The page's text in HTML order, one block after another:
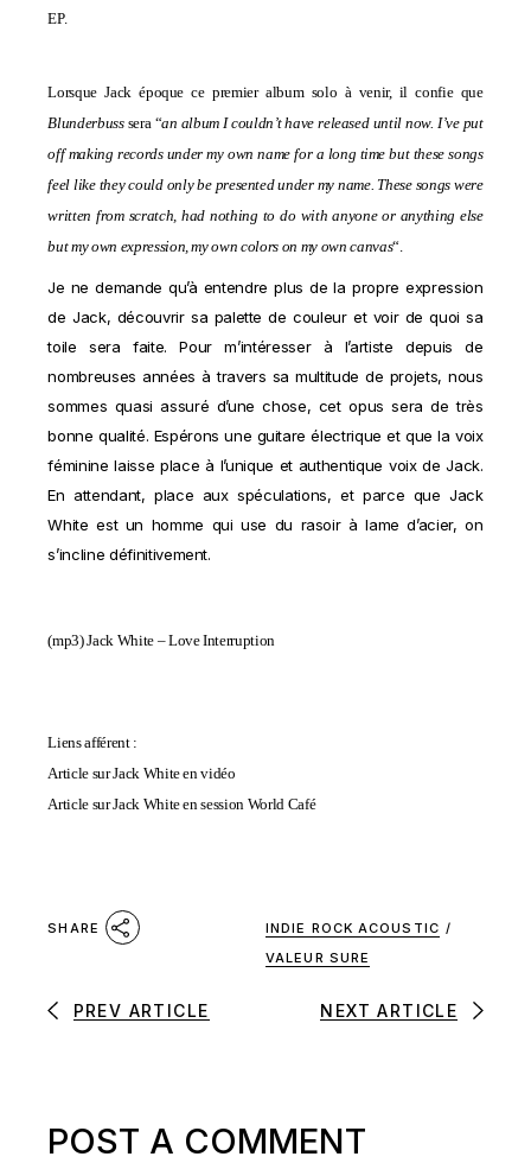
EP.
Lorsque Jack époque ce premier album solo à venir, il confie que
Blunderbusssera “an album I couldn’t have released until now. I’ve put
off making records under my own name for a long time but these songs
feel like they could only be presented under my name. These songs were
written from scratch, had nothing to do with anyone or anything else
but my own expression, my own colors on my own canvas“.
Je ne demande qu’à entendre plus de la propre expression
de Jack, découvrir sa palette de couleur et voir de quoi sa
toile sera faite. Pour m’intéresser à l’artiste depuis de
nombreuses années à travers sa multitude de projets, nous
sommes quasi assuré d’une chose, cet opus sera de très
bonne qualité. Espérons une guitare électrique et que la voix
féminine laisse place à l’unique et authentique voix de Jack.
En attendant, place aux spéculations, et parce que Jack
White est un homme qui use du rasoir à lame d’acier, on
s’incline définitivement.
(mp3)Jack White – Love Interruption
Liens afférent :
Article sur Jack White en vidéo
Article sur Jack White en session World Café
SHARE INDIE ROCK ACOUSTIC /
VALEUR SURE
PREV ARTICLE NEXT ARTICLE
POST A COMMENT